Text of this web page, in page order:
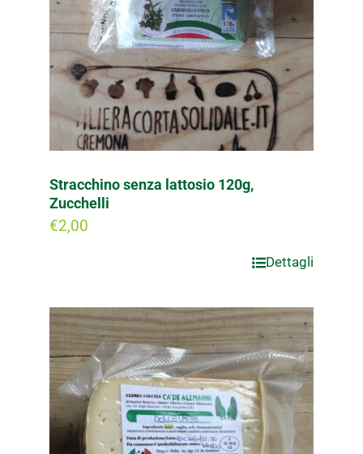
Stracchino senza lattosio 120g,
Zucchelli
€2,00
Dettagli